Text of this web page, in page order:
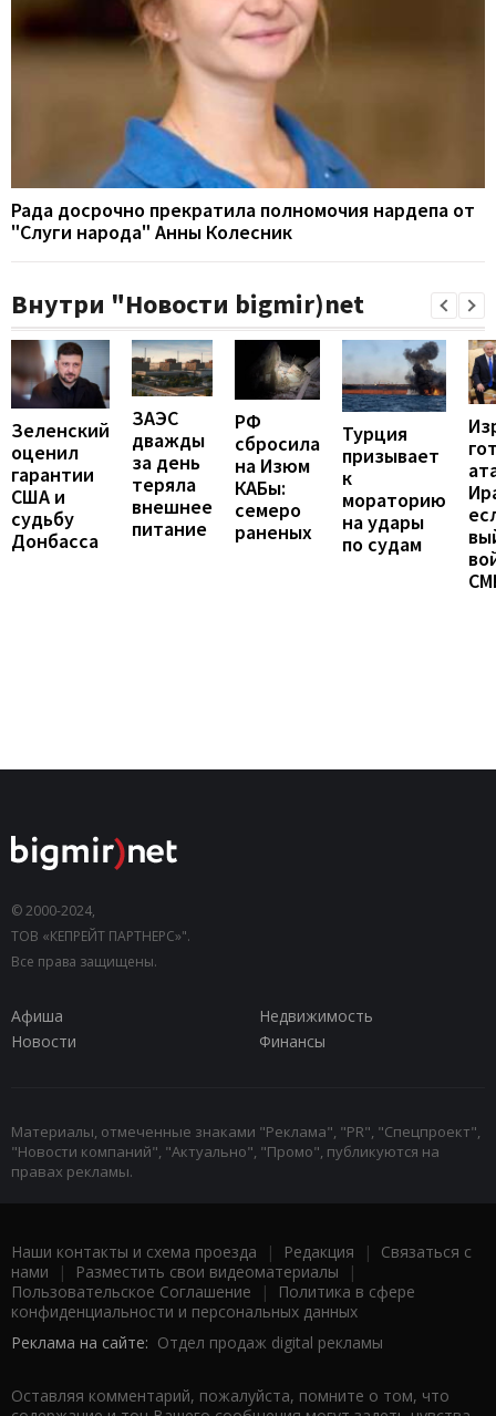
Рада досрочно прекратила полномочия нардепа от
"Слуги народа" Анны Колесник
Внутри "Новости bigmir)net
Зеленский
оценил
гарантии
США и
судьбу
Донбасса
ЗАЭС
дважды
за день
теряла
внешнее
питание
РФ
сбросила
на Изюм
КАБы:
семеро
раненых
Турция
призывает
к
мораторию
на удары
по судам
© 2000-2024,
ТОВ «КЕПРЕЙТ ПАРТНЕРС»".
Все права защищены.
Афиша
Недвижимость
Новости
Финансы
Материалы, отмеченные знаками "Реклама", "PR", "Спецпроект",
"Новости компаний", "Актуально", "Промо", публикуются на
правах рекламы.
Наши контакты и схема проезда | Редакция | Связаться с
нами | Разместить свои видеоматериалы |
Пользовательское Соглашение |
Политика в сфере
конфиденциальности и персональных данных
Реклама на сайте: Отдел продаж digital рекламы
Оставляя комментарий, пожалуйста, помните о том, что